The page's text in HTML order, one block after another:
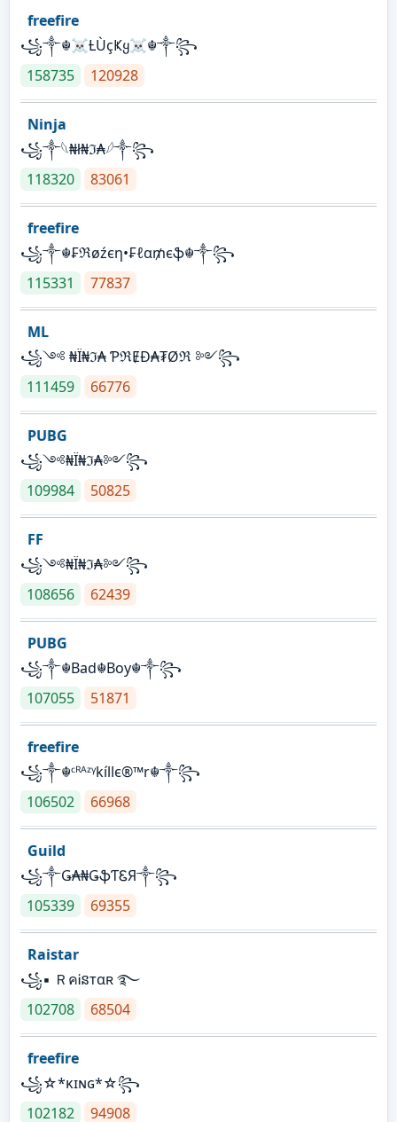
freefire
꧁༒☬☠Ƚ︎ÙçҜყ☠︎☬༒꧂
158735
120928
Ninja
꧁⁣༒𓆩₦ł₦ℑ₳𓆪༒꧂
118320
83061
freefire
꧁༒☬₣ℜøźєη•₣ℓα₥єֆ☬༒꧂
115331
77837
ML
꧁༺ ₦Ї₦ℑ₳ ƤℜɆĐ₳₮Øℜ ༻꧂
111459
66776
PUBG
꧁༺₦Ї₦ℑ₳༻꧂
109984
50825
FF
꧁༺₦Ї₦ℑ₳༻꧂
108656
62439
PUBG
꧁༒☬Bad☬Boy☬༒꧂
107055
51871
freefire
꧁༒☬ᶜᴿᴬᶻᵞkíllє®™r☬༒꧂
106502
66968
Guild
꧁༒Ǥ₳₦ǤֆƬᏋЯ༒꧂
105339
69355
Raistar
꧁▪ ＲคᎥនтαʀ ࿐
102708
68504
freefire
꧁☆*κɪɴɢ*☆꧂
102182
94908